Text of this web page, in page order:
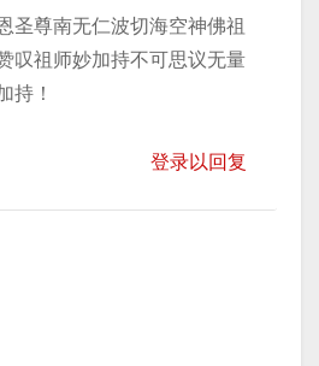
圣尊南无仁波切海空神佛祖
叹祖师妙加持不可思议无量
持！
登录以回复